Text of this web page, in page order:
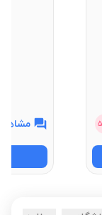
5 مشاهده 3